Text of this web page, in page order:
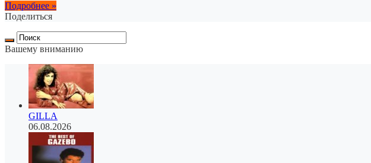
Подробнее »
Поделиться
Вашему вниманию
GILLA
06.08.2026